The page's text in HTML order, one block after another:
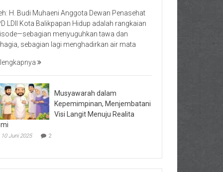
H. Budi Muhaeni Anggota Dewan Penasehat
LDII Kota Balikpapan Hidup adalah rangkaian
menyuguhkan tawa dan
sebagian lagi menghadirkan air mata
Musyawarah dalam
Kepemimpinan, Menjembatani
Visi Langit Menuju Realita
10 Juni 2025 2